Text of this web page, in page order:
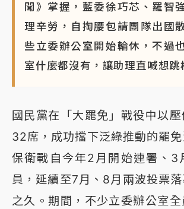
聞》掌握，藍委徐巧芯、羅智
理辛勞，自掏腰包請團隊出國
些立委辦公室開始輪休，不過
室什麼都沒有，讓助理直喊想跳
國民黨在「大罷免」戰役中以
32席，成功擋下泛綠推動的罷
保衛戰自今年2月開始連署、3
員，延續至7月、8月兩波投票
之久。期間，不少立委辦公室